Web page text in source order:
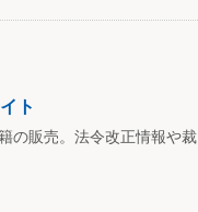
ト
の販売。法令改正情報や裁